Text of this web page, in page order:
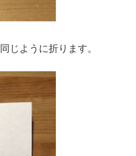
じように折ります。